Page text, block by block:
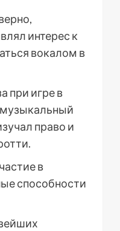
интерес к
вокалом в
при игре в
музыкальный
право и
в
способности